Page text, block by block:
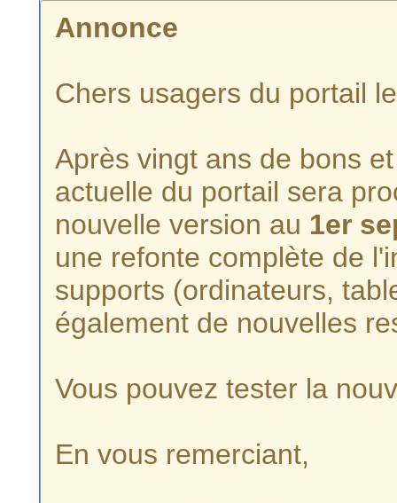
Annonce
Chers usagers du portail
Après vingt ans de bons
actuelle du portail sera
nouvelle version au 1er
une refonte complète de
supports (ordinateurs,
également de nouvelles
Vous pouvez tester la
En vous remerciant,